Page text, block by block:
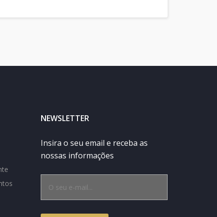
NEWSLETTER
Insira o seu email e receba as
nossas informações